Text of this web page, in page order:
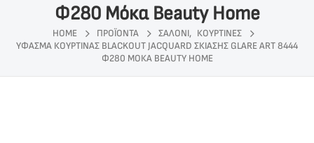
Φ280 Μόκα Beauty Home
HOME ΠΡΟΪΌΝΤΑ ΣΑΛΟΝΙ, ΚΟΥΡΤΙΝΕΣ
ΎΦΑΣΜΑ ΚΟΥΡΤΊΝΑΣ BLACKOUT JACQUARD ΣΚΊΑΣΗΣ GLARE ART 8444
Φ280 ΜΌΚΑ BEAUTY HOME